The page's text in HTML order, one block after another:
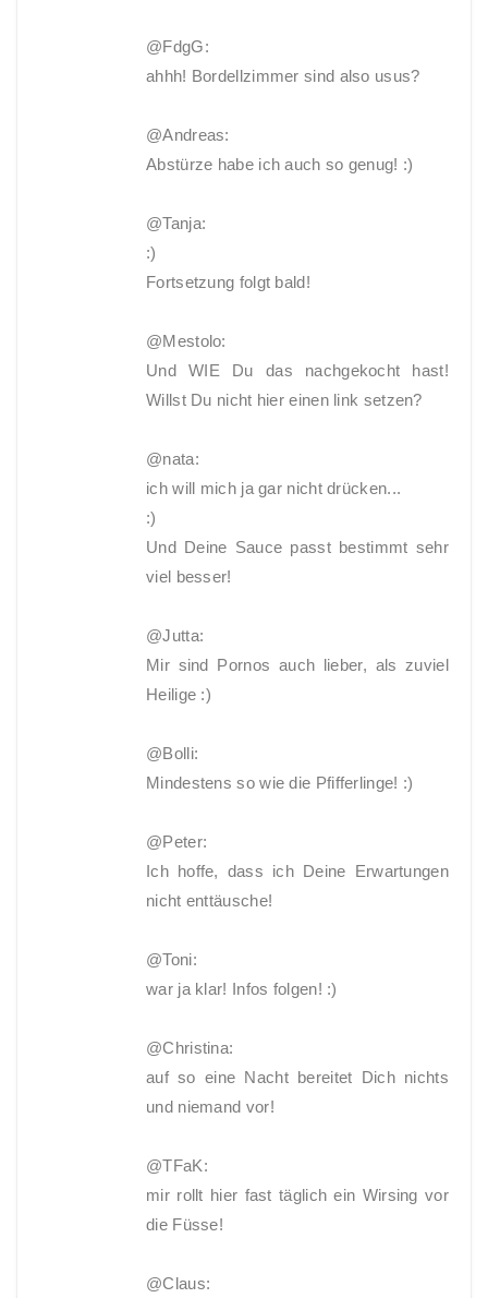
@FdgG:
ahhh! Bordellzimmer sind also usus?
@Andreas:
Abstürze habe ich auch so genug! :)
@Tanja:
:)
Fortsetzung folgt bald!
@Mestolo:
Und WIE Du das nachgekocht hast!
Willst Du nicht hier einen link setzen?
@nata:
ich will mich ja gar nicht drücken...
:)
Und Deine Sauce passt bestimmt sehr
viel besser!
@Jutta:
Mir sind Pornos auch lieber, als zuviel
Heilige :)
@Bolli:
Mindestens so wie die Pfifferlinge! :)
@Peter:
Ich hoffe, dass ich Deine Erwartungen
nicht enttäusche!
@Toni:
war ja klar! Infos folgen! :)
@Christina:
auf so eine Nacht bereitet Dich nichts
und niemand vor!
@TFaK:
mir rollt hier fast täglich ein Wirsing vor
die Füsse!
@Claus: